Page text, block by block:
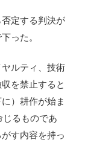
定する判決が
った。
ルティ、技術
を禁止すると
）耕作が始ま
じるものであ
す内容を持っ